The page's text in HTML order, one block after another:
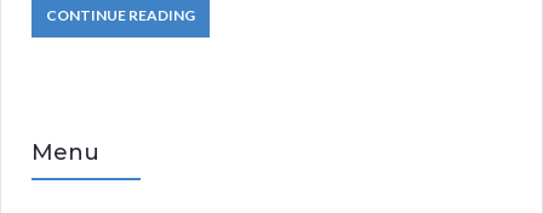
CONTINUE READING
Menu